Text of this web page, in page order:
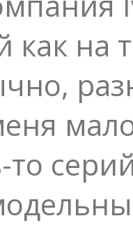
как на
то